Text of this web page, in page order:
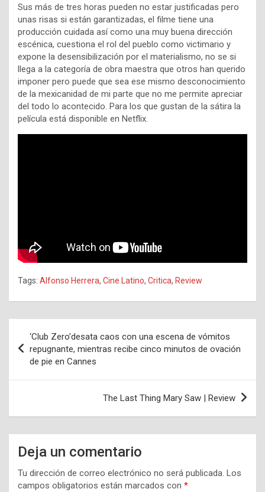
Sus más de tres horas pueden no estar justificadas pero
unas risas si están garantizadas, el filme tiene una
producción cuidada así como una muy buena dirección
escénica, cuestiona el rol del pueblo como victimario y
expone la desensibilización por el materialismo, no se si
llega a la categoría de obra maestra que otros han querido
imponer pero puede que sea ese mismo desconocimiento
de la mexicanidad de mi parte que no me permite apreciar
del todo lo acontecido. Para los que gustan de la sátira la
película está disponible en Netflix.
Tags: Alfonso Herrera, Cine Latino, Critica, Review
de
entradas
‘Club Zero’desata caos con una escena de vómitos
repugnante, mientras recibe cinco minutos de ovación
de pie en Cannes
The Last Thing Mary Saw | Review
Deja un comentario
Tu dirección de correo electrónico no será publicada. Los
campos obligatorios están marcados con *